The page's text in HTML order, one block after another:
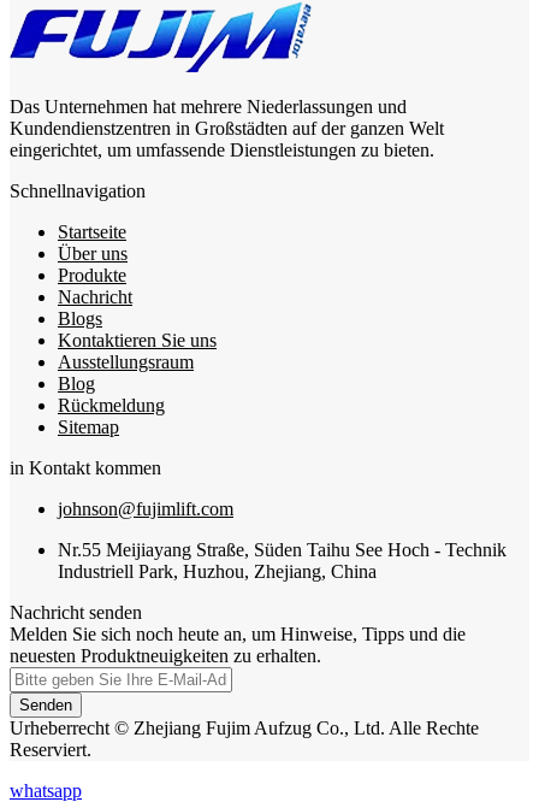
Das Unternehmen hat mehrere Niederlassungen und
Kundendienstzentren in Großstädten auf der ganzen Welt
eingerichtet, um umfassende Dienstleistungen zu bieten.
Schnellnavigation
Startseite
Über uns
Produkte
Nachricht
Blogs
Kontaktieren Sie uns
Ausstellungsraum
Blog
Rückmeldung
Sitemap
in Kontakt kommen
johnson@fujimlift.com
Nr.55 Meijiayang Straße, Süden Taihu See Hoch - Technik
Industriell Park, Huzhou, Zhejiang, China
Nachricht senden
Melden Sie sich noch heute an, um Hinweise, Tipps und die
neuesten Produktneuigkeiten zu erhalten.
Senden
Urheberrecht © Zhejiang Fujim Aufzug Co., Ltd. Alle Rechte
Reserviert.
whatsapp